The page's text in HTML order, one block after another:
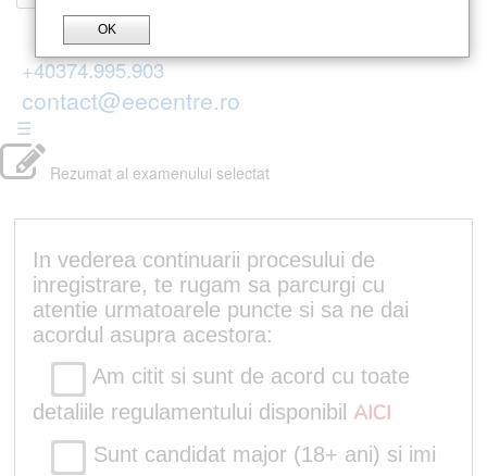
+40374.995.903
contact@eecentre.ro
☰
Rezumat al examenului selectat
In vederea continuarii procesului de
inregistrare, te rugam sa parcurgi cu
atentie urmatoarele puncte si sa ne dai
acordul asupra acestora:
Am citit si sunt de acord cu toate
detaliile regulamentului disponibil AICI
Sunt candidat major (18+ ani) si imi
OK